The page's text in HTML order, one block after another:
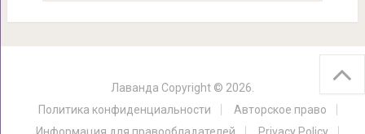
Лаванда Copyright © 2026.
Политика конфиденциальности
Авторское право
Информация для правообладателей
Privacy Policy